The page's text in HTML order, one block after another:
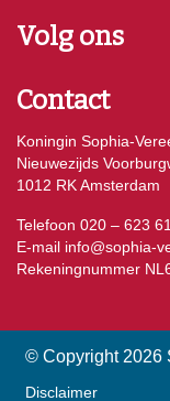
Volg ons
Contact
Koningin Sophia-
Nieuwezijds
1012 RK Amsterdam
Telefoon 020 – 623
E-mail info@sophia-
Rekeningnummer
© Copyright 2026
Disclaimer